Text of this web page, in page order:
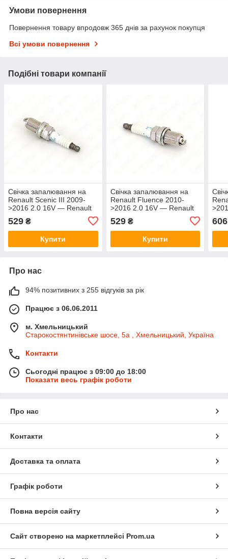
Умови повернення
Повернення товару впродовж 365 днів за рахунок покупця
Всі умови повернення
Подібні товари компанії
Свічка запалювання на
Renault Scenic III 2009-
>2016 2.0 16V — Renault
(Оригінал) - 8200363384
529 ₴
Купити
Свічка запалювання на
Renault Fluence 2010-
>2016 2.0 16V — Renault
(Оригінал) - 8200363384
529₴
Купити
606
Про нас
94% позитивних з 255 відгуків за рік
Працює з 06.06.2011
м. Хмельницький
Старокостянтинівське шосе, 5а , Хмельницький, Україна
Контакти
Сьогодні працює з 09:00 до 18:00
Показати весь графік роботи
Про нас
Контакти
Доставка та оплата
Графік роботи
Повна версія сайту
Сайт створено на маркетплейсі Prom.ua